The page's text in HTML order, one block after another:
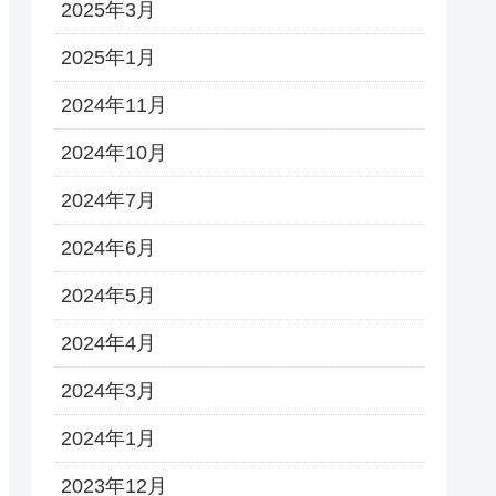
2025年3月
2025年1月
2024年11月
2024年10月
2024年7月
2024年6月
2024年5月
2024年4月
2024年3月
2024年1月
2023年12月